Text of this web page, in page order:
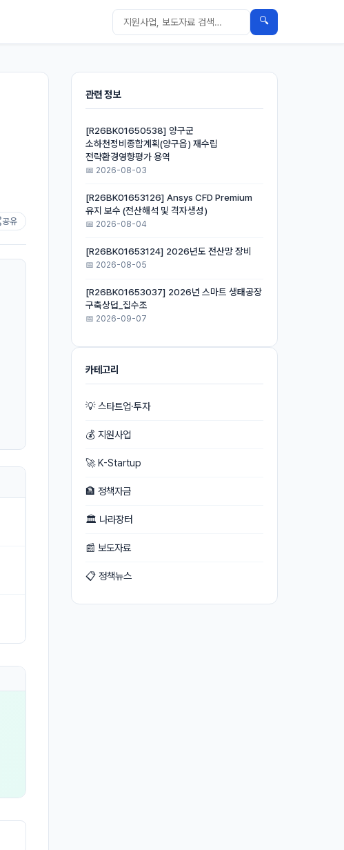
🔍
공유
관련 정보
[R26BK01650538] 양구군
소하천정비종합계획(양구읍) 재수립
전략환경영향평가 용역
📅 2026-08-03
[R26BK01653126] Ansys CFD Premium
유지 보수 (전산해석 및 격자생성)
📅 2026-08-04
[R26BK01653124] 2026년도 전산망 장비
📅 2026-08-05
[R26BK01653037] 2026년 스마트 생태공장
구축상덥_집수조
📅 2026-09-07
카테고리
💡 스타트업·투자
💰 지원사업
🚀 K-Startup
🏦 정책자금
🏛 나라장터
📰 보도자료
📋 정책뉴스